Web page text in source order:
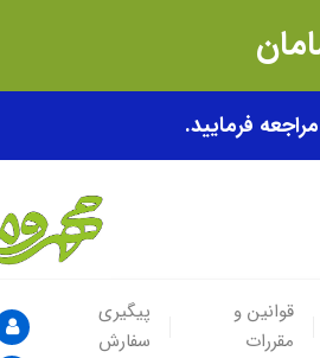
قوانین و
مقررات
پیگیری
سفارش